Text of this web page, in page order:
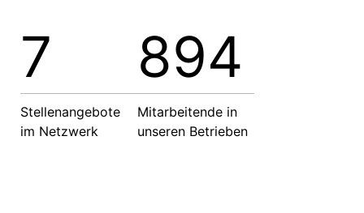
7
Stellenangebote
im Netzwerk
894
Mitarbeitende in
unseren Betrieben